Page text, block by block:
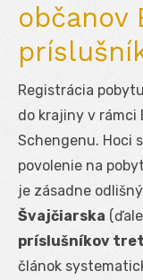
občanov
Registrácia
do krajiny v rámci
Schengenu. Hoci
povolenie na
je zásadne
Švajčiarska
príslušníkov
článok